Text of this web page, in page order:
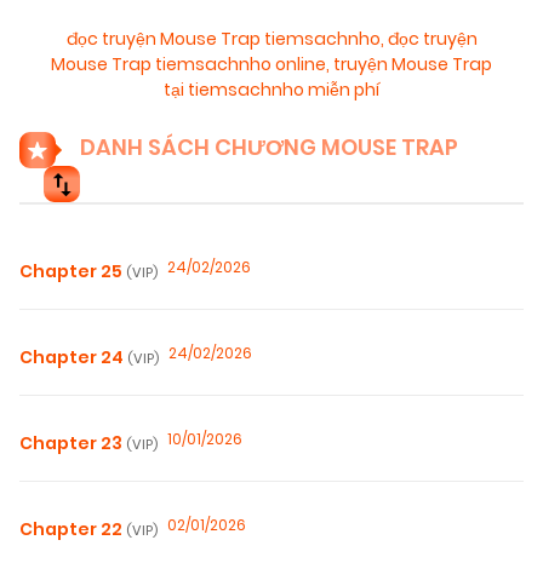
đọc truyện Mouse Trap tiemsachnho, đọc truyện
Mouse Trap tiemsachnho online, truyện Mouse Trap
tại tiemsachnho miễn phí
DANH SÁCH CHƯƠNG MOUSE TRAP
Chapter 25 (VIP) 24/02/2026
Chapter 24 (VIP) 24/02/2026
Chapter 23 (VIP) 10/01/2026
Chapter 22 (VIP) 02/01/2026